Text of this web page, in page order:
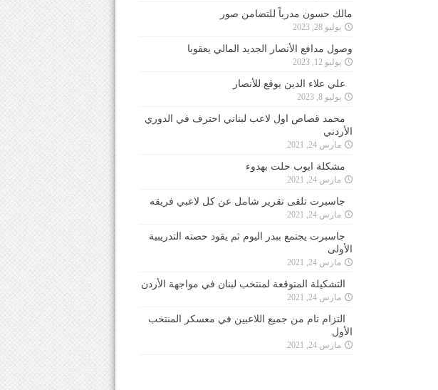
مالك حسون مدرباً للتضامن صور
يوليو 28, 2023
وصول مدافع الأنصار الجديد المالي يعقوبا
يوليو 12, 2023
علي علاء الدين يوقع للأنصار
يوليو 8, 2023
محمد قصاص اول لاعب لبناني احترف في الدوري
الأردني
مارس 24, 2021
مشكلة ايوب حلت بهدوء
مارس 24, 2021
جاسبرت تلقى تقرير شامل عن كل لاعبي فريقه
مارس 24, 2021
جاسبرت يجتمع ببدر اليوم ثم يقود حصته التدريبية
الأولى
مارس 24, 2021
التشكيلة المتوقعة لمنتخب لبنان في مواجهة الأردن
مارس 24, 2021
التزام تام من جميع اللاعبين في معسكر المنتخب
الأول
مارس 24, 2021